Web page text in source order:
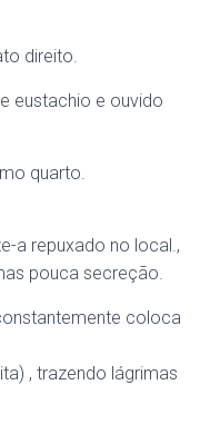
direito.
eustachio e ouvido
quarto.
a repuxado no local.,
pouca secreção.
coloca
, trazendo lágrimas